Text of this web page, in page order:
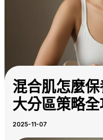
混合肌怎麼
大分區策略
2025-11-07